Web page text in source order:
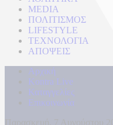
MEDIA
ΠΟΛΙΤΙΣΜΟΣ
LIFESTYLE
ΤΕΧΝΟΛΟΓΙΑ
ΑΠΟΨΕΙΣ
Αρχική
Kontra Live
Καταγγελίες
Επικοινωνία